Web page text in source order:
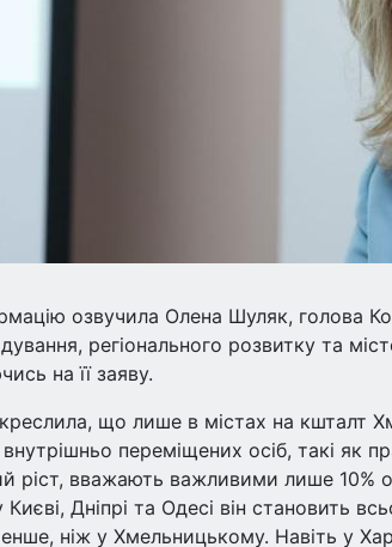
озвучила Олена Шуляк, голова
регіонального розвитку та
на її заяву.
що лише в містах на кшталт
переміщених осіб, такі як
ріст, вважають важливими лише 10%
Києві, Дніпрі та Одесі він становить
ніж у Хмельницькому. Навіть у